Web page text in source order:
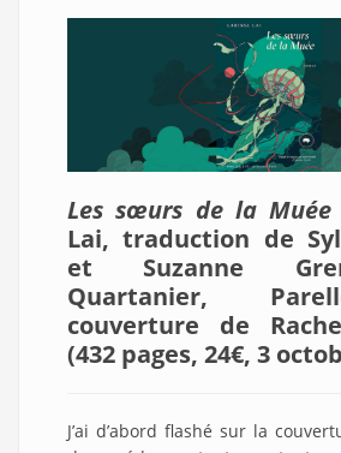
Les sœurs de la Muée
Lai, traduction de
et Suzanne
Quartanier,
couverture de
(432 pages, 24€, 3
J’ai d’abord flashé sur la